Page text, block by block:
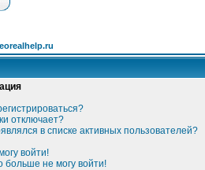
отключает?
в списке активных пользователей?
войти!
больше не могу войти!